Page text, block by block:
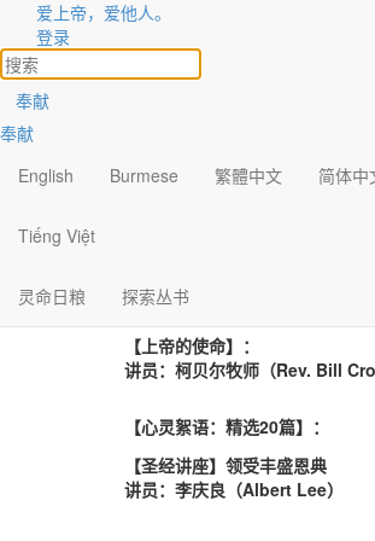
爱上帝，爱他人。
登录
奉献
奉献
English
Burmese 繁體中文 简体中
Tiếng Việt
灵命日粮 探索丛书
有声系列
【上帝的使命】：
讲员：柯贝尔牧师（Rev. Bill
【心灵絮语：精选20篇】 ：
【圣经讲座】领受丰盛恩典
讲员：李庆良（Albert Lee）